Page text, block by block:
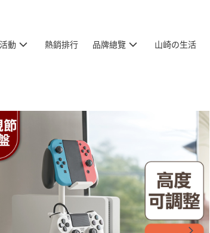
動 熱銷排行 品牌總覽 山崎の生活